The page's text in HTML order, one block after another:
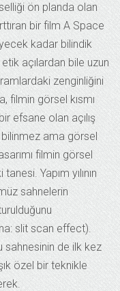
ön planda olan
bir film A Space
kadar bilindik
açılardan bile uzun
zenginliğini
filmin görsel kısmı
efsane olan açılış
bilinmez ama görsel
filmin görsel
Yapım yılının
sahnelerin
slit scan effect).
sahnesinin de ilk kez
özel bir teknikle